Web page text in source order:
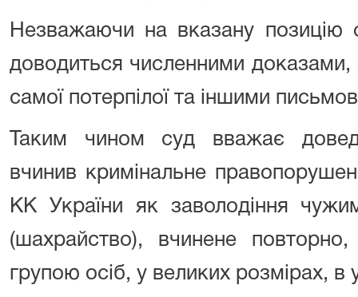
Незважаючи на вказану позицію
доводиться численними доказами,
самої потерпілої та іншими
Таким чином суд вважає
вчинив кримінальне
КК України як заволодіння
(шахрайство), вчинене
групою осіб, у великих розмірах, в